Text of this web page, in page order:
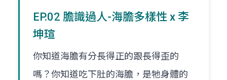
EP.02 膽識過人-海膽多樣性 x 李
坤瑄
你知道海膽有分長得正的跟長得歪的
嗎？你知道吃下肚的海膽，是牠身體的